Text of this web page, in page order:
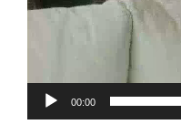
00:00